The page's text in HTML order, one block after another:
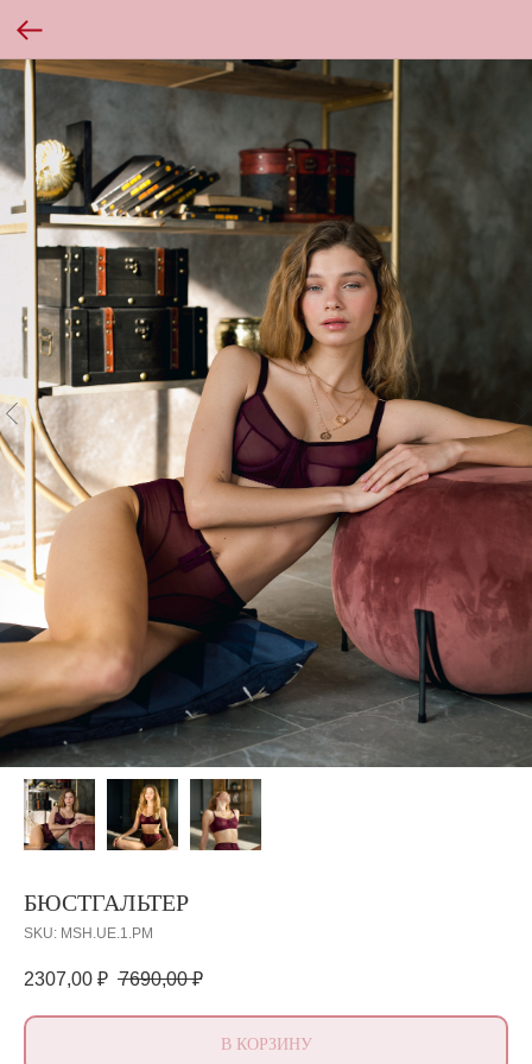
БЮСТГАЛЬТЕР
SKU: MSH.UE.1.PM
2307,00 ₽ 7690,00 ₽
В КОРЗИНУ